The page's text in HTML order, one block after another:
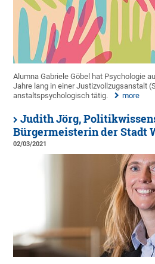
Alumna Gabriele Göbel hat Psychologie
Jahre lang in einer Justizvollzugsanstalt
anstaltspsychologisch tätig.
more
Judith Jörg,
Bürgermeisterin der Stadt
02/03/2021